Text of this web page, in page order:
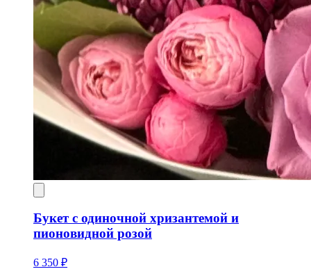
Букет с одиночной хризантемой и
пионовидной розой
6 350 ₽